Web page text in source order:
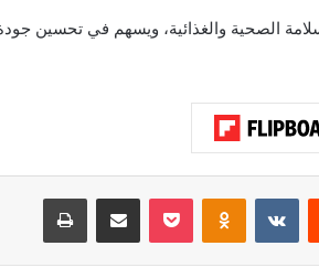
الصحية والغذائية، ويسهم في تحسين
‏Reddit
‏VKontakte
Odnoklassniki
‫Pocket مشاركة عبر البريد طباعة